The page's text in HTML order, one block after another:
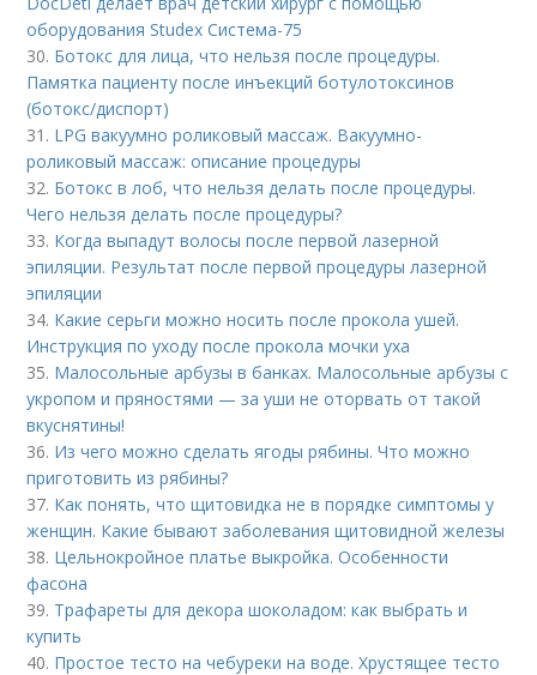
оборудования Studex Система-75
30. Ботокс для лица, что нельзя после процедуры.
Памятка пациенту после инъекций ботулотоксинов
(ботокс/диспорт)
31. LPG вакуумно роликовый массаж. Вакуумно-
роликовый массаж: описание процедуры
32. Ботокс в лоб, что нельзя делать после процедуры.
Чего нельзя делать после процедуры?
33. Когда выпадут волосы после первой лазерной
эпиляции. Результат после первой процедуры лазерной
эпиляции
34. Какие серьги можно носить после прокола ушей.
Инструкция по уходу после прокола мочки уха
35. Малосольные арбузы в банках. Малосольные арбузы с
укропом и пряностями — за уши не оторвать от такой
вкуснятины!
36. Из чего можно сделать ягоды рябины. Что можно
приготовить из рябины?
37. Как понять, что щитовидка не в порядке симптомы у
женщин. Какие бывают заболевания щитовидной железы
38. Цельнокройное платье выкройка. Особенности
фасона
39. Трафареты для декора шоколадом: как выбрать и
купить
40. Простое тесто на чебуреки на воде. Хрустящее тесто